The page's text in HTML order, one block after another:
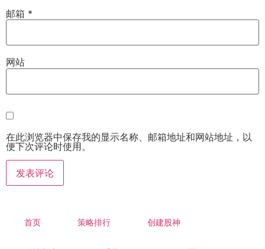
邮箱 *
网站
在此浏览器中保存我的显示名称、邮箱地址和网站地址，以
便下次评论时使用。
首页 策略排行 创建股神